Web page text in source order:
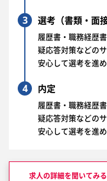
3 選考（書類・面接
履歴書・職務経歴
疑応答対策などの
安心して選考を進め
4 内定
履歴書・職務経歴
疑応答対策などの
安心して選考を進め
求人の詳細を聞いてみる